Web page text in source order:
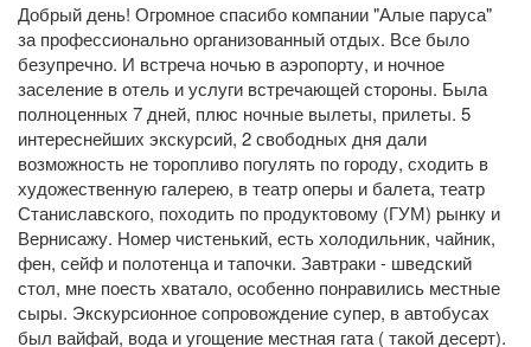
Добрый день! Огромное спасибо компании "Алые паруса"
за профессионально организованный отдых. Все было
безупречно. И встреча ночью в аэропорту, и ночное
заселение в отель и услуги встречающей стороны. Была
полноценных 7 дней, плюс ночные вылеты, прилеты. 5
интереснейших экскурсий, 2 свободных дня дали
возможность не торопливо погулять по городу, сходить в
художественную галерею, в театр оперы и балета, театр
Станиславского, походить по продуктовому (ГУМ) рынку и
Вернисажу. Номер чистенький, есть холодильник, чайник,
фен, сейф и полотенца и тапочки. Завтраки - шведский
стол, мне поесть хватало, особенно понравились местные
сыры. Экскурсионное сопровождение супер, в автобусах
был вайфай, вода и угощение местная гата ( такой десерт).